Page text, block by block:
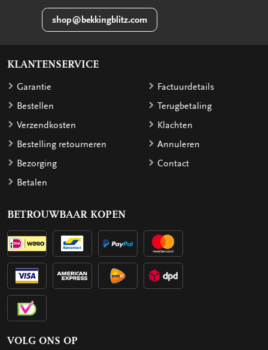
shop@bekkingblitz.com
KLANTENSERVICE
Garantie
Bestellen
Verzendkosten
Bestelling retourneren
Bezorging
Betalen
Factuurdetails
Terugbetaling
Klachten
Annuleren
Contact
BETROUWBAAR KOPEN
VOLG ONS OP